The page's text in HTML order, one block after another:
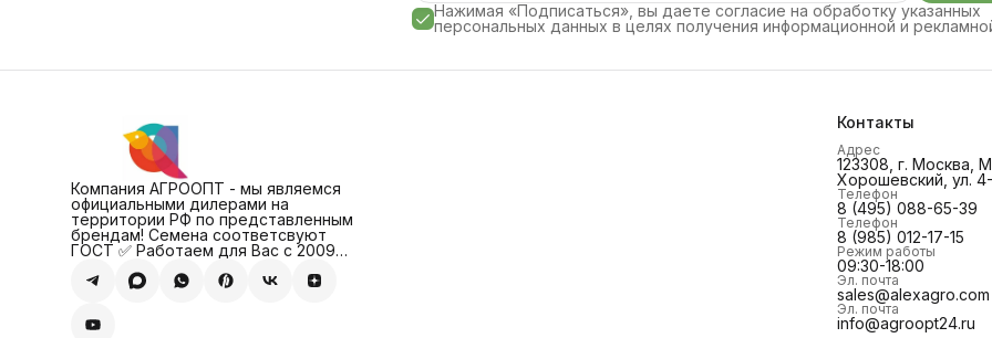
Нажимая «Подписаться», вы даете согласие на обработку указанных
персональных данных в целях получения информационной и
Компания АГРООПТ - мы являемся
официальными дилерами на
территории РФ по представленным
брендам! Семена соответсвуют
ГОСТ ✅ Работаем для Вас с 2009
Контакты
Адрес
123308, г. Москва,
Хорошевский, ул.
Телефон
8 (495) 088-65-39
Телефон
8 (985) 012-17-15
Режим работы
09:30-18:00
Эл. почта
sales@alexagro.com
Эл. почта
info@agroopt24.ru